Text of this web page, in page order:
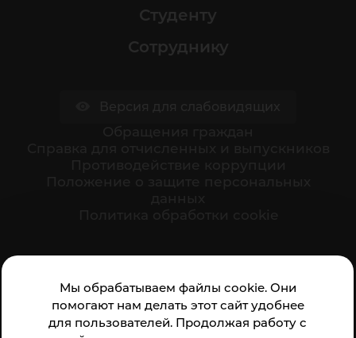
Мы обрабатываем файлы cookie. Они
помогают нам делать этот сайт удобнее
для пользователей. Продолжая работу с
Студенту
Сотруднику
организации: